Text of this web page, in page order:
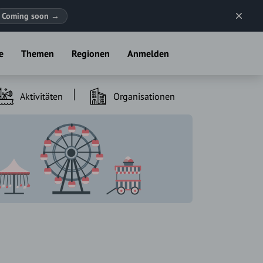
Coming soon →
Themen Regionen Anmelden
Aktivitäten Organisationen